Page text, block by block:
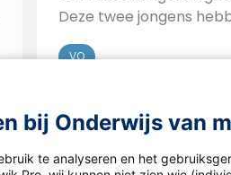
Deze twee jongens
Dommage, Plus tard,
de Franse zangers, ga
Demain. Volg je deze
VO
Bekijk
bij Onderwijs van
te analyseren en het